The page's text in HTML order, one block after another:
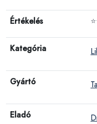
Értékelés
Kategória
Gyártó
Eladó